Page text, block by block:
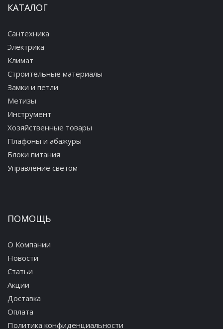
КАТАЛОГ
Сантехника
Электрика
Климат
Строительные материалы
Замки и петли
Метизы
Инструмент
Хозяйственные товары
Плафоны и абажуры
Блоки питания
Управление светом
ПОМОЩЬ
О Компании
Новости
Статьи
Акции
Доставка
Оплата
Политика конфиденциальности